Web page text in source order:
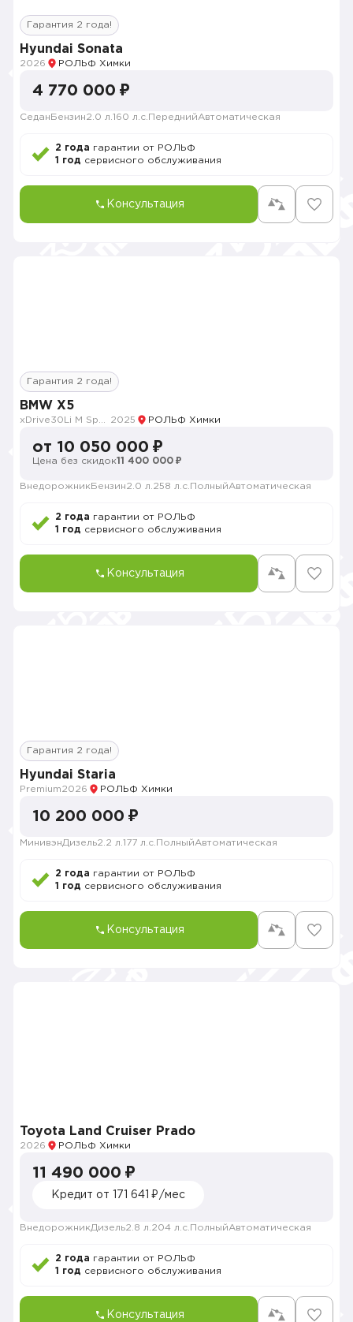
Гарантия 2 года!
Hyundai Sonata
2026 РОЛЬФ Химки
4 770 000 ₽
Седан Бензин2.0 л. 160 л.с. ПереднийАвтоматическая
2 года гарантии от РОЛЬФ
1 год сервисного обслуживания
Консультация
Гарантия 2 года!
BMW X5
2025 РОЛЬФ Химки
от 10 050 000 ₽
Цена без скидок11 400 000 ₽
Внедорожник Бензин2.0 л. 258 л.с. ПолныйАвтоматическая
2 года гарантии от РОЛЬФ
1 год сервисного обслуживания
Консультация
Гарантия 2 года!
Hyundai Staria
Premium2026 РОЛЬФ Химки
10 200 000 ₽
МинивэнДизель2.2 л. 177 л.с. ПолныйАвтоматическая
2 года гарантии от РОЛЬФ
1 год сервисного обслуживания
Консультация
Toyota Land Cruiser Prado
2026 РОЛЬФ Химки
11 490 000 ₽
Кредит от 171 641 ₽/мес
ВнедорожникДизель2.8 л. 204 л.с. ПолныйАвтоматическая
2 года гарантии от РОЛЬФ
1 год сервисного обслуживания
Консультация